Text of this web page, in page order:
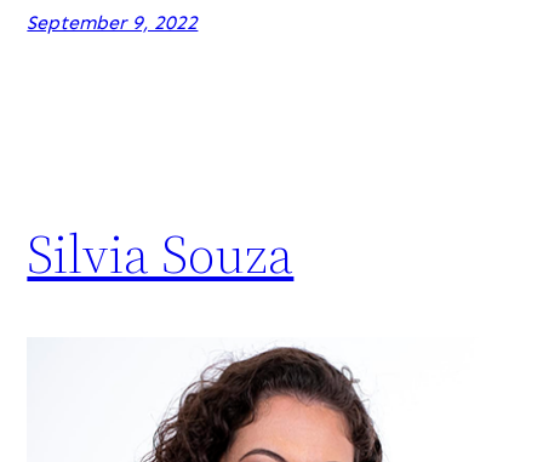
September 9, 2022
Silvia Souza